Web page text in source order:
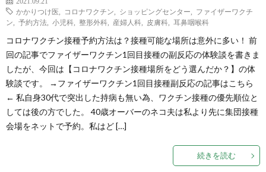
かかりつけ医
コロナワクチン ショッピングセンター
ファイザーワクチ
ン
予約方法 小児科 整形外科 産婦人科 皮膚科 耳鼻咽喉科
コロナワクチン接種予約方法は？接種可能な場所は意外に多い！ 前
回の記事でファイザーワクチン1回目接種の副反応の体験談を書きま
したが、今回は【コロナワクチン接種場所をどう選んだか？】の体
験談です。 →ファイザーワクチン1回目接種副反応の記事はこちら
← 私自身30代で突出した持病も無い為、ワクチン接種の優先順位と
しては後の方でした。 40歳オーバーのネコ夫は私より先に集団接種
会場をネットで予約。私はど […]
続きを読む